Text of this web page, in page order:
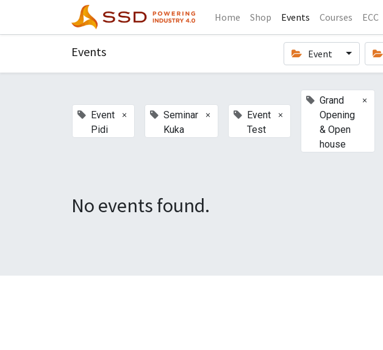
Home Shop Events Courses ECC
Events Event
Event
Pidi
×
Seminar
Kuka
×
Event
Test
×
Grand
Opening
& Open
house
×
No events found.